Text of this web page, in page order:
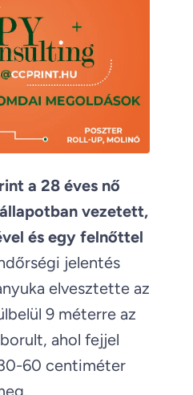
a 28 éves nő
vezetett,
és egy felnőttel
jelentés
elvesztette az
9 méterre az
ahol fejjel
60 centiméter